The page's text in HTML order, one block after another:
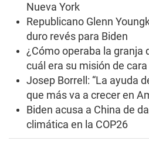
Nueva York
Republicano Glenn
duro revés para Biden
¿Cómo operaba la granja
cuál era su misión de
Josep Borrell: “La ayuda
que más va a crecer en
Biden acusa a China de
climática en la COP26